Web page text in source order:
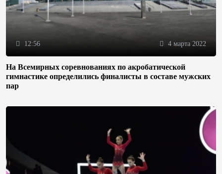
12:56 4 марта 2022
На Всемирных соревнованиях по акробатической
гимнастике определились финалисты в составе мужских
пар